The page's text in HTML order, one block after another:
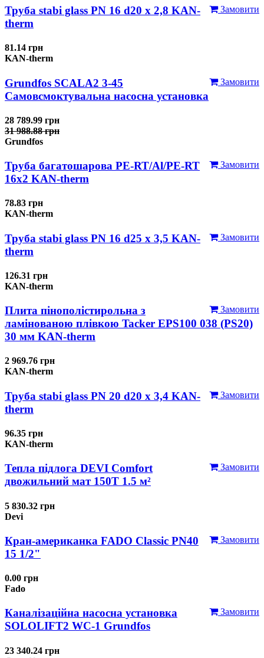
Замовити
Труба stabi glass PN 16 d20 х 2,8 KAN-
therm
81.14 грн
KAN-therm
Замовити
Grundfos SCALA2 3-45
Самовсмоктувальна насосна установка
28 789.99 грн
31 988.88 грн
Grundfos
Замовити
Труба багатошарова PE-RT/Al/PE-RT
16x2 KAN-therm
78.83 грн
KAN-therm
Замовити
Труба stabi glass PN 16 d25 х 3,5 KAN-
therm
126.31 грн
KAN-therm
Замовити
Плита пінополістирольна з
ламінованою плівкою Tacker EPS100 038 (PS20)
30 мм KAN-therm
2 969.76 грн
KAN-therm
Замовити
Труба stabi glass PN 20 d20 х 3,4 KAN-
therm
96.35 грн
KAN-therm
Замовити
Тепла підлога DEVI Comfort
двожильний мат 150T 1.5 м²
5 830.32 грн
Devi
Замовити
Кран-американка FADO Classic PN40
15 1/2"
0.00 грн
Fado
Замовити
Каналізаційна насосна установка
SOLOLIFT2 WC-1 Grundfos
23 340.24 грн